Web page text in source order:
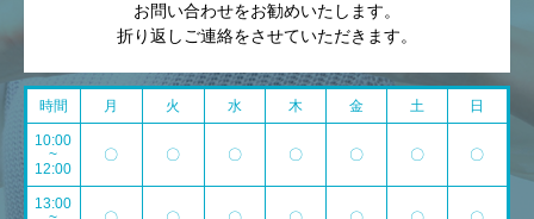
お問い合わせをお勧めいたします。
折り返しご連絡をさせていただきます。
時間 月 火 水 木 金 土 日
10:00
~
12:00
〇 〇 〇 〇 〇 〇 〇
13:00